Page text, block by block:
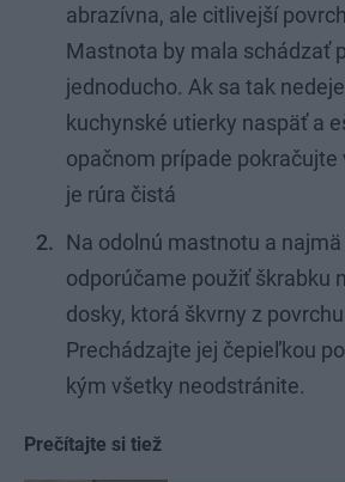
abrazívna, ale citlivejší
Mastnota by mala schádzať
jednoducho. Ak sa tak
kuchynské utierky naspäť a
opačnom prípade pokračujte
je rúra čistá
Na odolnú mastnotu a
odporúčame použiť škrabku
dosky, ktorá škvrny z
Prechádzajte jej čepieľkou
kým všetky neodstránite.
Prečítajte si tiež